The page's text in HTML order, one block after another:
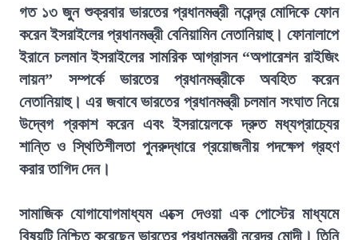
গত ১৩ জুন শুক্রবার ভারতের প্রধানমন্ত্রী নরেন্দ্র মোদিকে ফোন
করেন ইসরাইলের প্রধানমন্ত্রী বেনিয়ামিন নেতানিয়াহু। ফোনালাপে
ইরানে চলমান ইসরাইলের সামরিক আগ্রাসন “অপারেশন রাইজিং
লায়ন” সম্পর্কে ভারতের প্রধানমন্ত্রীকে অবহিত করেন
নেতানিয়াহু। এর জবাবে ভারতের প্রধানমন্ত্রী চলমান সংঘাত নিয়ে
উদ্বেগ প্রকাশ করেন এবং ইসরায়েলকে দ্রুত মধ্যপ্রাচ্যের
শান্তি ও স্থিতিশীলতা পুনরুদ্ধারে প্রয়োজনীয় পদক্ষেপ গ্রহণ
করার তাগিদ দেন।
সামাজিক যোগাযোগমাধ্যম এক্সে দেওয়া এক পোস্টের মাধ্যমে
বিষয়টি নিশ্চিত করেছেন ভারতের প্রধানমন্ত্রী নরেন্দ্র মোদী। তিনি